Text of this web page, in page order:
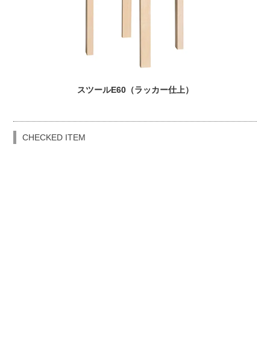
スツールE60（ラッカー仕上）
CHECKED ITEM